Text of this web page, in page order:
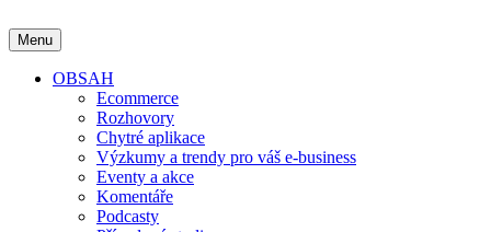
Menu
OBSAH
Ecommerce
Rozhovory
Chytré aplikace
Výzkumy a trendy pro váš e-business
Eventy a akce
Komentáře
Podcasty